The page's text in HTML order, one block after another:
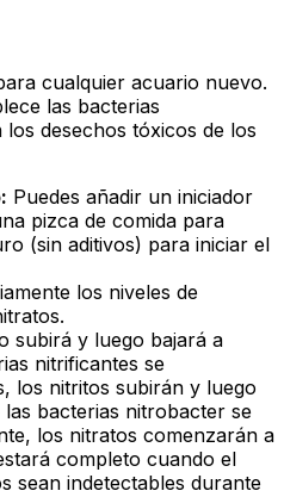
cualquier acuario nuevo.
las bacterias
desechos tóxicos de los
Puedes añadir un iniciador
pizca de comida para
(sin aditivos) para iniciar el
los niveles de
subirá y luego bajará a
nitrificantes se
los nitritos subirán y luego
las bacterias nitrobacter se
los nitratos comenzarán a
completo cuando el
sean indetectables durante